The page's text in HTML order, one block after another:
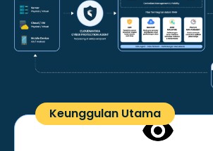
Keunggulan Utama